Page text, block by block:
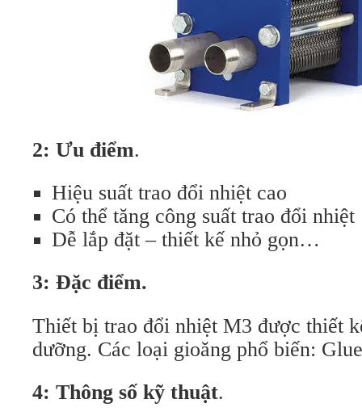
2: Ưu điểm.
Hiệu suất trao đổi nhiệt cao
Có thể tăng công suất trao đổi nhiệt
Dễ lắp đặt – thiết kế nhỏ gọn…
3: Đặc điểm.
Thiết bị trao đổi nhiệt M3 được thiết
dưỡng. Các loại gioăng phổ biến:
4: Thông số kỹ thuật.